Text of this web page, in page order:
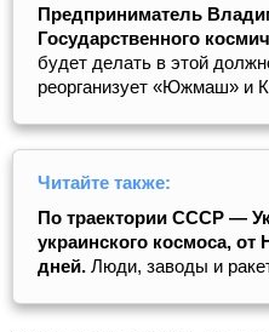
Предприниматель
Государственного
будет делать в этой
реорганизует «Южмаш» и
Читайте также:
По траектории СССР —
украинского космоса,
дней. Люди, заводы и